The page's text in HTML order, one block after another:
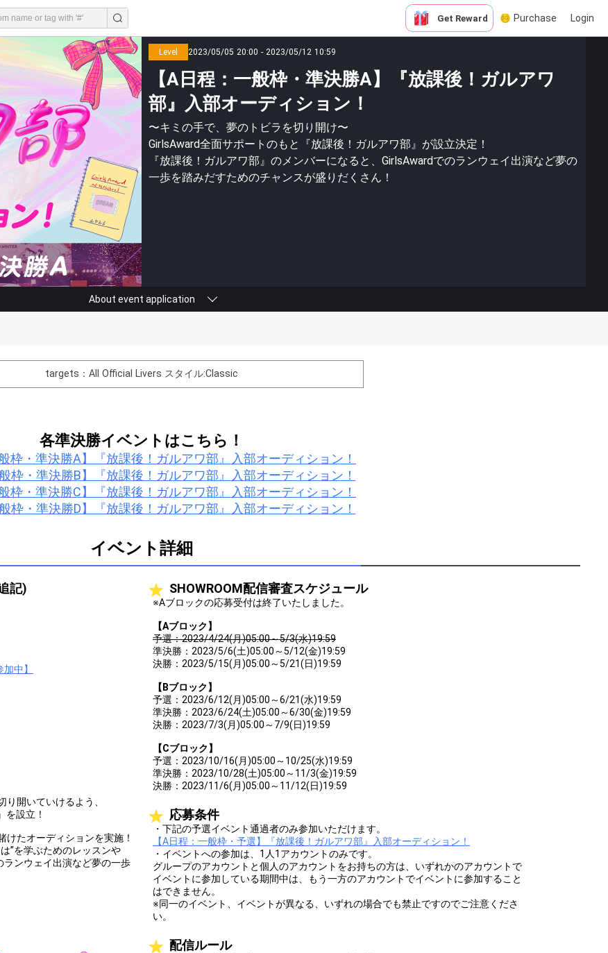
Get Reward Purchase Login
Level 2023/05/05 20:00 - 2023/05/12 10:59
【A日程：一般枠・準決勝A】『放課後！ガルアワ
部』入部オーディション！
〜キミの手で、夢のトビラを切り開け〜
GirlsAward全⾯サポートのもと『放課後！ガルアワ部』が設立決定！
『放課後！ガルアワ部』のメンバーになると、GirlsAwardでのランウェイ出演など夢の
⼀歩を踏みだすためのチャンスが盛りだくさん！
About event application
Gold to purchase gifts
the performer's
You can post comments. Please refrain from posting comments that may offend performers or
other users.
Close
targets：All Official Livers スタイル:Classic
各準決勝イベントはこちら！
枠・準決勝A】『放課後！ガルアワ部』入部オーディション！
枠・準決勝B】『放課後！ガルアワ部』入部オーディション！
枠・準決勝C】『放課後！ガルアワ部』入部オーディション！
枠・準決勝D】『放課後！ガルアワ部』入部オーディション！
イベント詳細
記)
中】
開いていけるよう、
を設⽴！
たオーディションを実施！
”を学ぶためのレッスンや
ランウェイ出演など夢の⼀歩
SHOWROOM配信審査スケジュール
※Aブロックの応募受付は終了いたしました。
【Aブロック】
予選：2023/4/24(月)05:00～5/3(水)19:59
準決勝：2023/5/6(土)05:00～5/12(金)19:59
決勝：2023/5/15(月)05:00～5/21(日)19:59
【Bブロック】
予選：2023/6/12(月)05:00～6/21(水)19:59
準決勝：2023/6/24(土)05:00～6/30(金)19:59
決勝：2023/7/3(月)05:00～7/9(日)19:59
【Cブロック】
予選：2023/10/16(月)05:00～10/25(水)19:59
準決勝：2023/10/28(土)05:00～11/3(金)19:59
決勝：2023/11/6(月)05:00～11/12(日)19:59
応募条件
・下記の予選イベント通過者のみ参加いただけます。
【A日程：一般枠・予選】『放課後！ガルアワ部』入部オーディション！
・イベントへの参加は、1人1アカウントのみです。
グループのアカウントと個人のアカウントをお持ちの方は、いずれかのアカウントで
イベントに参加している期間中は、もう一方のアカウントでイベントに参加すること
はできません。
※同一のイベント、イベントが異なる、いずれの場合でも禁止ですのでご注意くださ
い。
配信ルール